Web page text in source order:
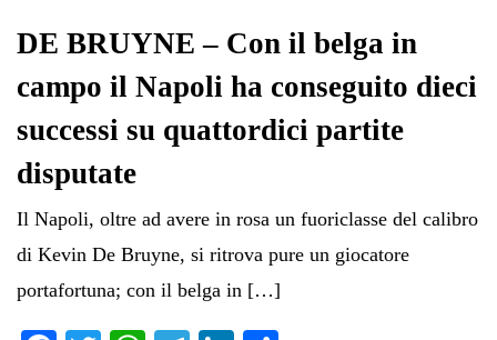
DE BRUYNE – Con il belga in
campo il Napoli ha conseguito dieci
successi su quattordici partite
disputate
Il Napoli, oltre ad avere in rosa un fuoriclasse del calibro
di Kevin De Bruyne, si ritrova pure un giocatore
portafortuna; con il belga in […]